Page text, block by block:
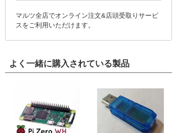
マルツ全店でオンライン注文&店頭受取りサービ
スをご利用いただけます。
よく一緒に購入されている製品